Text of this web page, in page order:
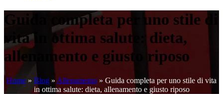
Guida completa per uno stile di
vita in ottima salute: dieta,
allenamento e giusto riposo
Home » Blog » Allenamento » Guida completa per uno stile di vita
in ottima salute: dieta, allenamento e giusto riposo